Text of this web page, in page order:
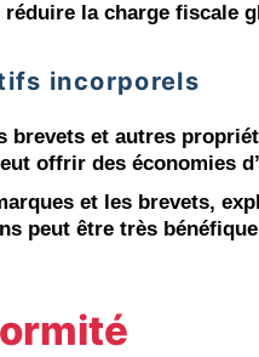
la charge fiscale
incorporels
brevets et autres
offrir des économies
et les brevets,
peut être très